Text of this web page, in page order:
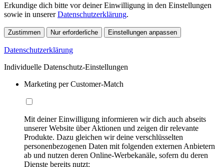
Erkundige dich bitte vor deiner Einwilligung in den Einstellungen
sowie in unsererDatenschutzerklärung.
Zustimmen Nur erforderliche Einstellungen anpassen
Datenschutzerklärung
Individuelle Datenschutz-Einstellungen
Marketing per Customer-Match
Mit deiner Einwilligung informieren wir dich auch abseits
unserer Website über Aktionen und zeigen dir relevante
Produkte. Dazu gleichen wir deine verschlüsselten
personenbezogenen Daten mit folgenden externen Anbietern
ab und nutzen deren Online-Werbekanäle, sofern du deren
Dienste bereits nutzt: